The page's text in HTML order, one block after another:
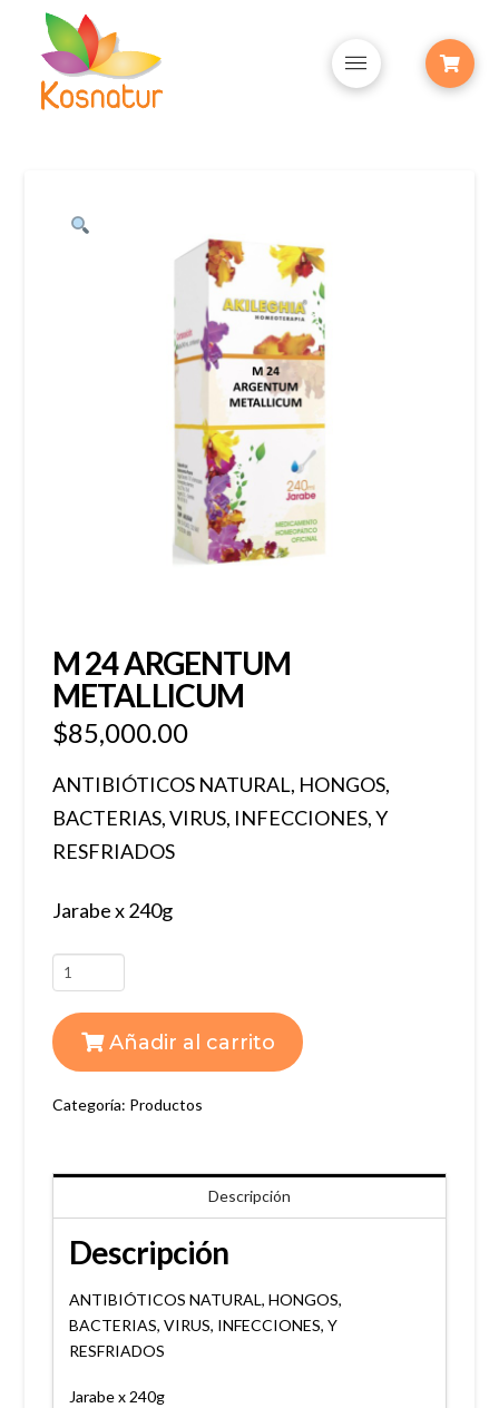
M 24 ARGENTUM
METALLICUM
$85,000.00
ANTIBIÓTICOS NATURAL, HONGOS,
BACTERIAS, VIRUS, INFECCIONES, Y
RESFRIADOS
Jarabe x 240g
M
24
ARGENTUM
METALLICUM
cantidad
Añadir al carrito
Categoría: Productos
Descripción
Descripción
ANTIBIÓTICOS NATURAL, HONGOS,
BACTERIAS, VIRUS, INFECCIONES, Y
RESFRIADOS
Jarabe x 240g